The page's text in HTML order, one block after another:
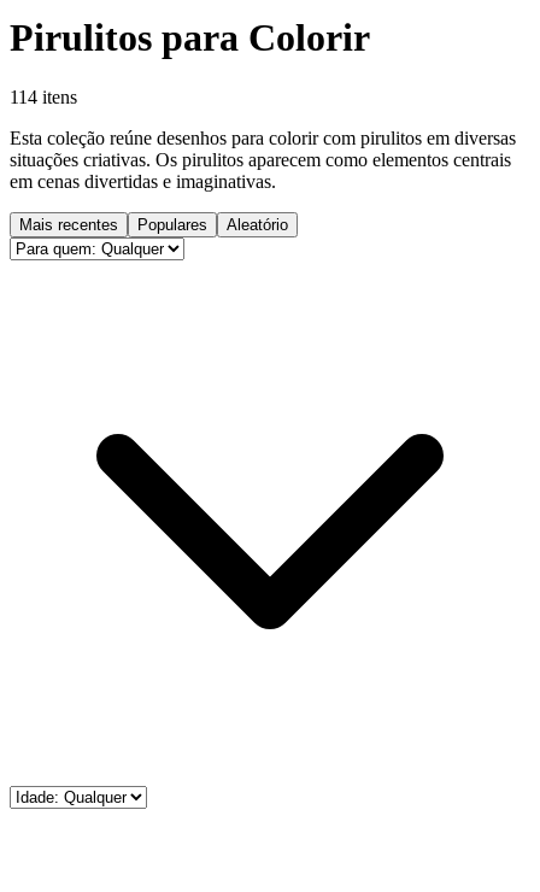
Pirulitos para Colorir
114 itens
Esta coleção reúne desenhos para colorir com pirulitos em diversas
situações criativas. Os pirulitos aparecem como elementos centrais
em cenas divertidas e imaginativas.
Mais recentes Populares Aleatório